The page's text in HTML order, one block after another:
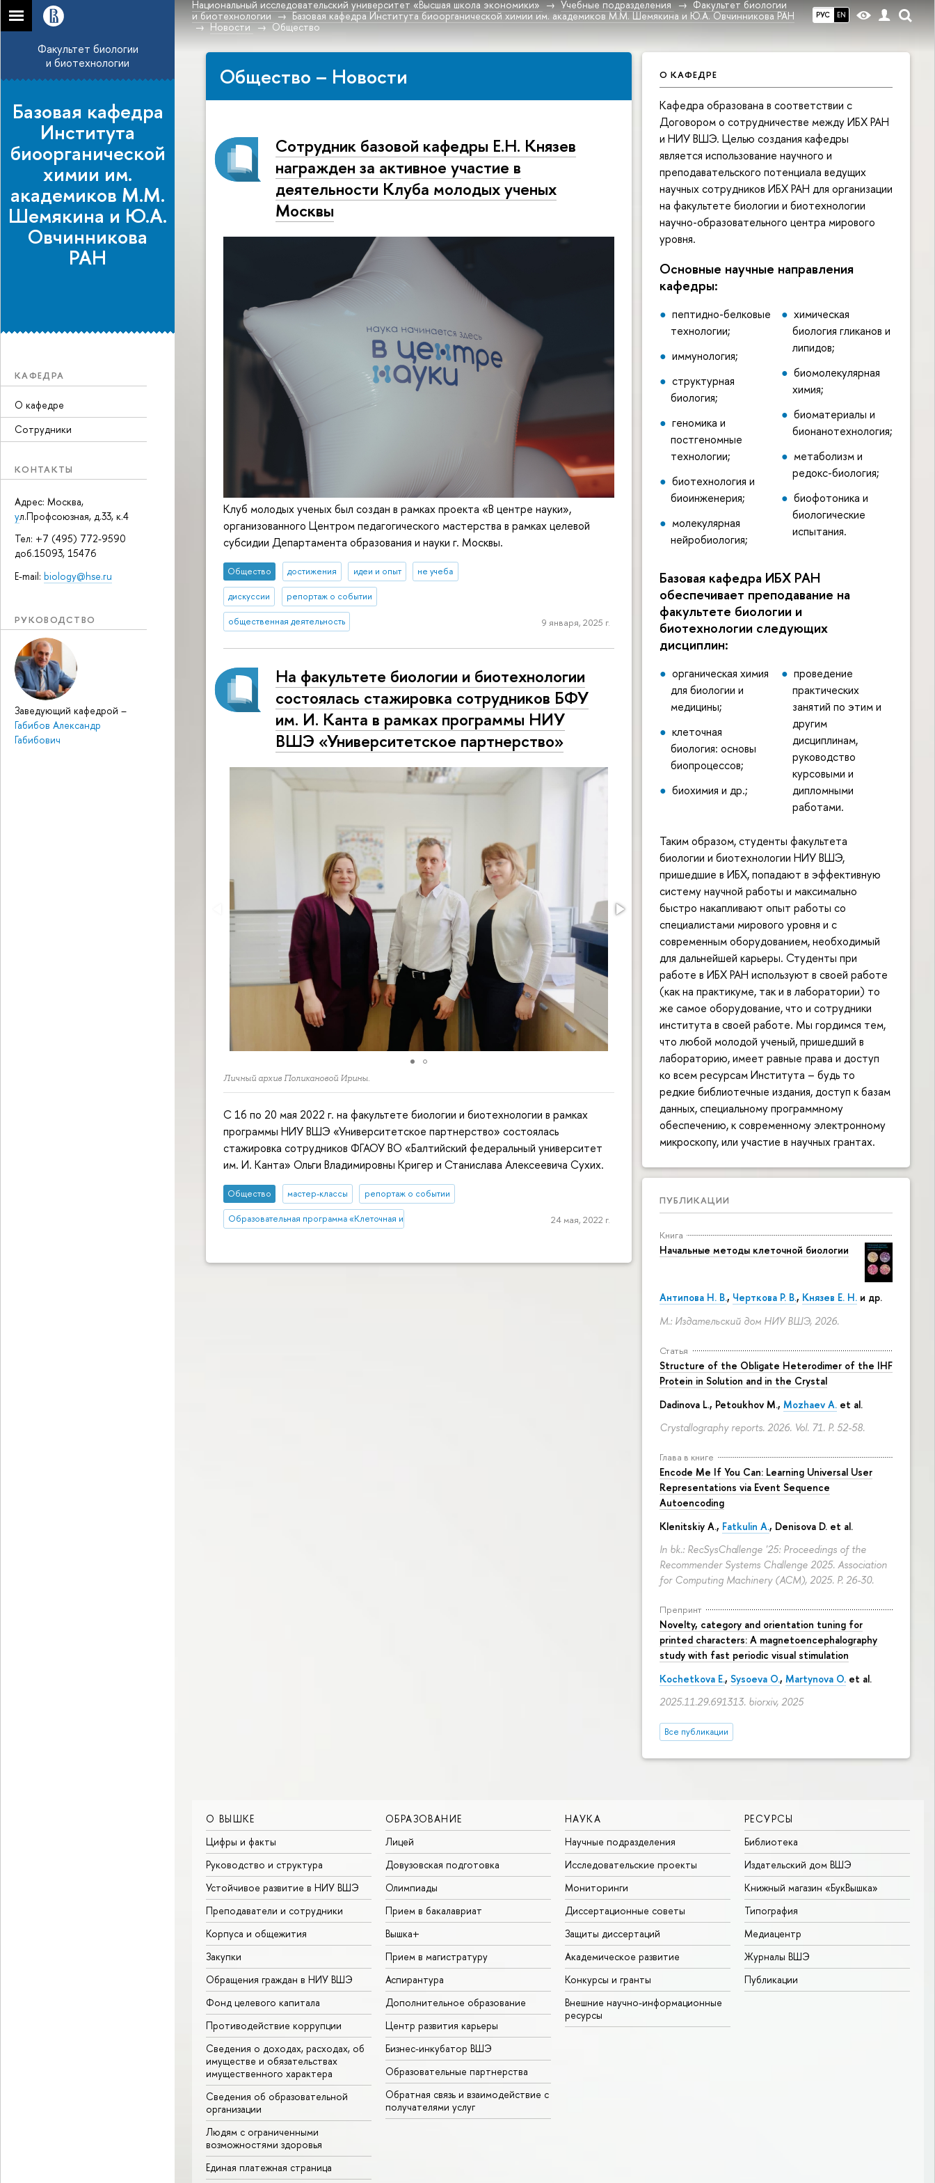
РУС EN
Национальный исследовательский университет «Высшая школа экономики» Учебные подразделения
Факультет биологии
и биотехнологии
Базовая кафедра Института биоорганической химии им. академиков М.М. Шемякина и Ю.А. Овчинникова РАН
Новости
Общество
Факультет биологии
и биотехнологии
Базовая кафедра
Института
биоорганической
химии им.
академиков М.М.
Шемякина и Ю.А.
Овчинникова
РАН
КАФЕДРА
О кафедре
Сотрудники
КОНТАКТЫ
Адрес: Москва,
ул.Профсоюзная, д.33, к.4
Тел: +7 (495) 772-9590
доб.15093, 15476
E-mail: biology@hse.ru
РУКОВОДСТВО
Заведующий кафедрой –
Габибов Александр
Габибович
О КАФЕДРЕ
Кафедра образована в соответствии с
Договором о сотрудничестве между ИБХ РАН
и НИУ ВШЭ. Целью создания кафедры
является использование научного и
преподавательского потенциала ведущих
научных сотрудников ИБХ РАН для организации
на факультете биологии и биотехнологии
научно-образовательного центра мирового
уровня.
Основные научные направления
кафедры:
пептидно-белковые
технологии;
иммунология;
структурная
биология;
геномика и
постгеномные
технологии;
биотехнология и
биоинженерия;
молекулярная
нейробиология;
химическая
биология гликанов и
липидов;
биомолекулярная
химия;
биоматериалы и
бионанотехнология;
метаболизм и
редокс-биология;
биофотоника и
биологические
испытания.
Базовая кафедра ИБХ РАН
обеспечивает преподавание на
факультете биологии и
биотехнологии следующих
дисциплин:
органическая химия
для биологии и
медицины;
клеточная
биология: основы
биопроцессов;
биохимия и др.;
проведение
практических
занятий по этим и
другим
дисциплинам,
руководство
курсовыми и
дипломными
работами.
Таким образом, студенты факультета
биологии и биотехнологии НИУ ВШЭ,
пришедшие в ИБХ, попадают в эффективную
систему научной работы и максимально
быстро накапливают опыт работы со
специалистами мирового уровня и с
современным оборудованием, необходимый
для дальнейшей карьеры. Студенты при
работе в ИБХ РАН используют в своей работе
(как на практикуме, так и в лаборатории) то
же самое оборудование, что и сотрудники
института в своей работе. Мы гордимся тем,
что любой молодой ученый, пришедший в
лабораторию, имеет равные права и доступ
ко всем ресурсам Института – будь то
редкие библиотечные издания, доступ к базам
данных, специальному программному
обеспечению, к современному электронному
микроскопу, или участие в научных грантах.
ПУБЛИКАЦИИ
Книга
Начальные методы клеточной биологии
Антипова Н. В., Черткова Р. В., Князев Е. Н. и др.
М.: Издательский дом НИУ ВШЭ, 2026.
Статья
Structure of the Obligate Heterodimer of the IHF
Protein in Solution and in the Crystal
Dadinova L., Petoukhov M., Mozhaev A. et al.
Crystallography reports. 2026. Vol. 71. P. 52-58.
Глава в книге
Encode Me If You Can: Learning Universal User
Representations via Event Sequence
Autoencoding
Klenitskiy A., Fatkulin A., Denisova D. et al.
In bk.: RecSysChallenge '25: Proceedings of the
Recommender Systems Challenge 2025. Association
for Computing Machinery (ACM), 2025. P. 26-30.
Препринт
Novelty, category and orientation tuning for
printed characters: A magnetoencephalography
study with fast periodic visual stimulation
Kochetkova E., Sysoeva O., Martynova O. et al.
2025.11.29.691313. biorxiv, 2025
Все публикации
Общество – Новости
Сотрудник базовой кафедры Е.Н. Князев
награжден за активное участие в
деятельности Клуба молодых ученых
Москвы
Клуб молодых ученых был создан в рамках проекта «В центре науки»,
организованного Центром педагогического мастерства в рамках целевой
субсидии Департамента образования и науки г. Москвы.
Общество достижения идеи и опыт не учеба
дискуссии репортаж о событии
общественная деятельность 9 января, 2025 г.
На факультете биологии и биотехнологии
состоялась стажировка сотрудников БФУ
им. И. Канта в рамках программы НИУ
ВШЭ «Университетское партнерство»
Личный архив Поликановой Ирины.
С 16 по 20 мая 2022 г. на факультете биологии и биотехнологии в рамках
программы НИУ ВШЭ «Университетское партнерство» состоялась
стажировка сотрудников ФГАОУ ВО «Балтийский федеральный университет
им. И. Канта» Ольги Владимировны Кригер и Станислава Алексеевича Сухих.
Общество мастер-классы репортаж о событии
Образовательная программа «Клеточная и молекулярная биотехнология» 24 мая, 2022 г.
О ВЫШКЕ
Цифры и факты
Руководство и структура
Устойчивое развитие в НИУ ВШЭ
Преподаватели и сотрудники
Корпуса и общежития
Закупки
Обращения граждан в НИУ ВШЭ
Фонд целевого капитала
Противодействие коррупции
Сведения о доходах, расходах, об
имуществе и обязательствах
имущественного характера
Сведения об образовательной
организации
Людям с ограниченными
возможностями здоровья
Единая платежная страница
ОБРАЗОВАНИЕ
Лицей
Довузовская подготовка
Олимпиады
Прием в бакалавриат
Вышка+
Прием в магистратуру
Аспирантура
Дополнительное образование
Центр развития карьеры
Бизнес-инкубатор ВШЭ
Образовательные партнерства
Обратная связь и взаимодействие с
получателями услуг
НАУКА
Научные подразделения
Исследовательские проекты
Мониторинги
Диссертационные советы
Защиты диссертаций
Академическое развитие
Конкурсы и гранты
Внешние научно-информационные
ресурсы
РЕСУРСЫ
Библиотека
Издательский дом ВШЭ
Книжный магазин «БукВышка»
Типография
Медиацентр
Журналы ВШЭ
Публикации